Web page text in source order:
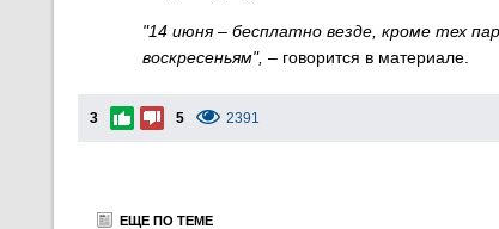
"14 июня – бесплатно везде, кроме тех
воскресеньям", – говорится в материале.
3 5 2391
ЕЩЕ ПО ТЕМЕ